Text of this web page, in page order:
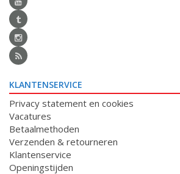
KLANTENSERVICE
Privacy statement en cookies
Vacatures
Betaalmethoden
Verzenden & retourneren
Klantenservice
Openingstijden